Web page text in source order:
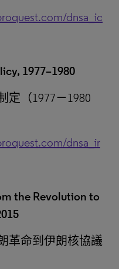
dnsa_ic
1977–1980
定（1977－1980‎
dnsa_ir
the Revolution to
革命到伊朗核協議